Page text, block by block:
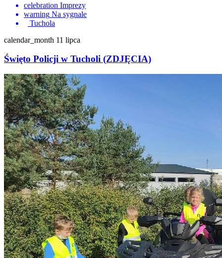
celebration Imprezy
warning Na sygnale
Tuchola
calendar_month 11 lipca
Święto Policji w Tucholi (ZDJĘCIA)